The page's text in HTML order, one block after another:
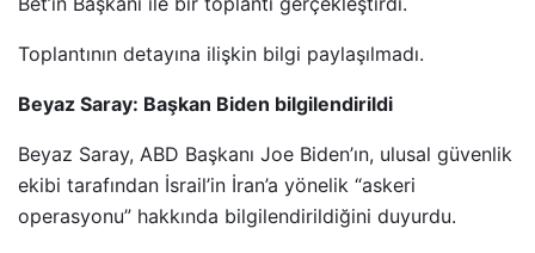
Toplantının detayına ilişkin bilgi paylaşılmadı.
Beyaz Saray: Başkan Biden bilgilendirildi
Beyaz Saray, ABD Başkanı Joe Biden’ın, ulusal güvenlik
ekibi tarafından İsrail’in İran’a yönelik “askeri
operasyonu” hakkında bilgilendirildiğini duyurdu.